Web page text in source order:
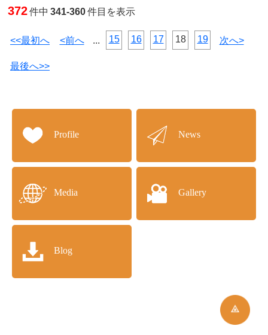
372件中 341-360件目を表示
<<最初へ <前へ ... 15 16 17 18 19 次へ>
最後へ>>
Profile News
Media Gallery
Blog